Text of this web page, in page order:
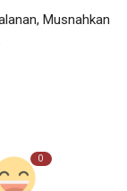
Musnahkan
0